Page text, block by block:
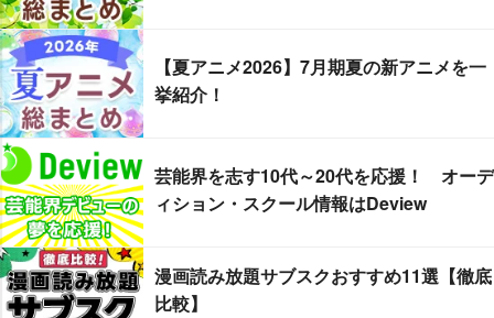
【夏アニメ2026】7月期夏の新アニメを一
挙紹介！
芸能界を志す10代～20代を応援！ オーデ
ィション・スクール情報はDeview
漫画読み放題サブスクおすすめ11選【徹底
比較】